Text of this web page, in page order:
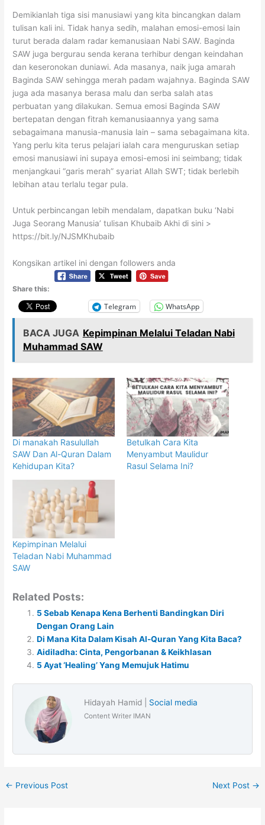
Demikianlah tiga sisi manusiawi yang kita bincangkan dalam
tulisan kali ini. Tidak hanya sedih, malahan emosi-emosi lain
turut berada dalam radar kemanusiaan Nabi SAW. Baginda
SAW juga bergurau senda kerana terhibur dengan keindahan
dan keseronokan duniawi. Ada masanya, naik juga amarah
Baginda SAW sehingga merah padam wajahnya. Baginda SAW
juga ada masanya berasa malu dan serba salah atas
perbuatan yang dilakukan. Semua emosi Baginda SAW
bertepatan dengan fitrah kemanusiaannya yang sama
sebagaimana manusia-manusia lain – sama sebagaimana kita.
Yang perlu kita terus pelajari ialah cara menguruskan setiap
emosi manusiawi ini supaya emosi-emosi ini seimbang; tidak
menjangkaui “garis merah” syariat Allah SWT; tidak berlebih
lebihan atau terlalu tegar pula.
Untuk perbincangan lebih mendalam, dapatkan buku ‘Nabi
Juga Seorang Manusia’ tulisan Khubaib Akhi di sini >
https://bit.ly/NJSMKhubaib
Kongsikan artikel ini dengan followers anda
Share this:
Telegram WhatsApp
BACA JUGA Kepimpinan Melalui Teladan Nabi
Muhammad SAW
Di manakah Rasulullah
SAW Dan Al-Quran Dalam
Kehidupan Kita?
Betulkah Cara Kita
Menyambut Maulidur
Rasul Selama Ini?
Kepimpinan Melalui
Teladan Nabi Muhammad
SAW
Related Posts:
5 Sebab Kenapa Kena Berhenti Bandingkan Diri
Dengan Orang Lain
Di Mana Kita Dalam Kisah Al-Quran Yang Kita Baca?
Aidiladha: Cinta, Pengorbanan & Keikhlasan
5 Ayat ‘Healing’ Yang Memujuk Hatimu
Hidayah Hamid | Social media
Content Writer IMAN
← Previous Post Next Post →